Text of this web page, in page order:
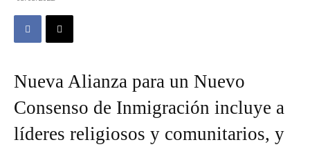
Nueva Alianza para un Nuevo
Consenso de Inmigración incluye a
líderes religiosos y comunitarios, y